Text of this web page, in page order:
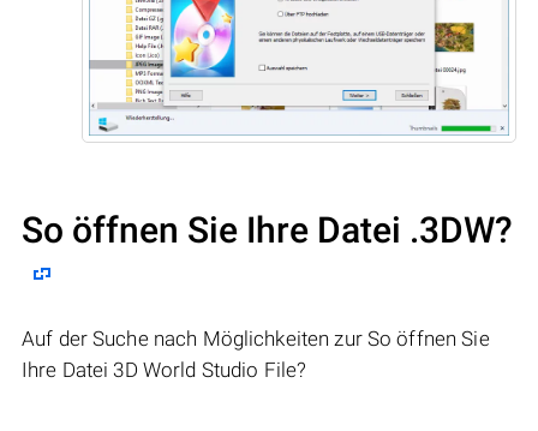
So öffnen Sie Ihre Datei .3DW?
Auf der Suche nach Möglichkeiten zur So öffnen Sie
Ihre Datei 3D World Studio File?